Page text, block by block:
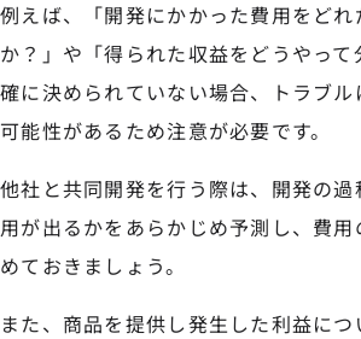
例えば、「開発にかかった費用をどれ
か？」や「得られた収益をどうやっ
確に決められていない場合、トラブル
可能性があるため注意が必要です。
他社と共同開発を行う際は、開発の
用が出るかをあらかじめ予測し、費
めておきましょう。
また、商品を提供し発生した利益に